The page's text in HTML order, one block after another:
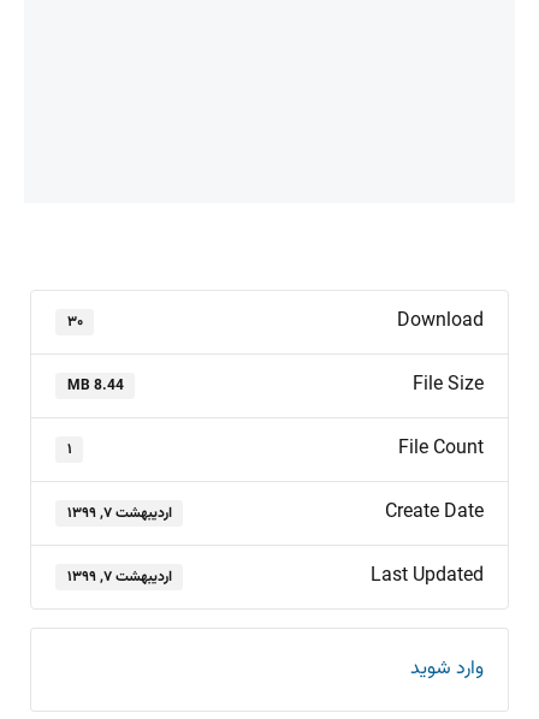
Download ۳۰
File Size
8.44 MB
File Count ۱
Create Date اردیبهشت ۷, ۱۳۹۹
Last Updated اردیبهشت ۷, ۱۳۹۹
وارد شوید